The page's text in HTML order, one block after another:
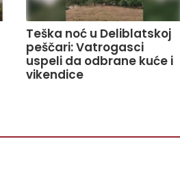
Teška noć u Deliblatskoj
peščari: Vatrogasci
uspeli da odbrane kuće i
vikendice